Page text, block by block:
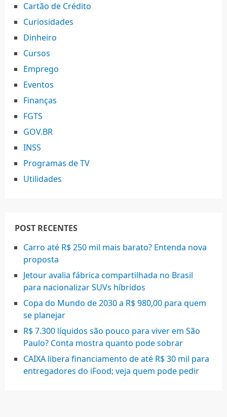
Cartão de Crédito
Curiosidades
Dinheiro
Cursos
Emprego
Eventos
Finanças
FGTS
GOV.BR
INSS
Programas de TV
Utilidades
POST RECENTES
Carro até R$ 250 mil mais barato? Entenda nova
proposta
Jetour avalia fábrica compartilhada no Brasil
para nacionalizar SUVs híbridos
Copa do Mundo de 2030 a R$ 980,00 para quem
se planejar
R$ 7.300 líquidos são pouco para viver em São
Paulo? Conta mostra quanto pode sobrar
CAIXA libera financiamento de até R$ 30 mil para
entregadores do iFood; veja quem pode pedir